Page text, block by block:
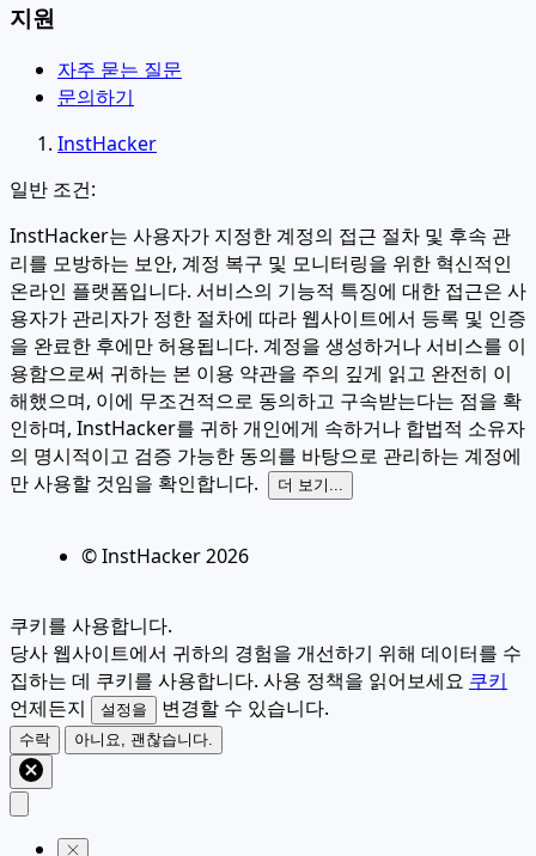
지원
자주 묻는 질문
문의하기
InstHacker
일반 조건:
InstHacker는 사용자가 지정한 계정의 접근 절차 및 후속 관
리를 모방하는 보안, 계정 복구 및 모니터링을 위한 혁신적인
온라인 플랫폼입니다. 서비스의 기능적 특징에 대한 접근은 사
용자가 관리자가 정한 절차에 따라 웹사이트에서 등록 및 인증
을 완료한 후에만 허용됩니다. 계정을 생성하거나 서비스를 이
용함으로써 귀하는 본 이용 약관을 주의 깊게 읽고 완전히 이
해했으며, 이에 무조건적으로 동의하고 구속받는다는 점을 확
인하며, InstHacker를 귀하 개인에게 속하거나 합법적 소유자
의 명시적이고 검증 가능한 동의를 바탕으로 관리하는 계정에
만 사용할 것임을 확인합니다.
더 보기...
© InstHacker2026
쿠키를 사용합니다.
당사 웹사이트에서 귀하의 경험을 개선하기 위해 데이터를 수
집하는 데 쿠키를 사용합니다. 사용 정책을 읽어보세요 쿠키
언제든지
설정을 변경할 수 있습니다.
수락 아니요, 괜찮습니다.